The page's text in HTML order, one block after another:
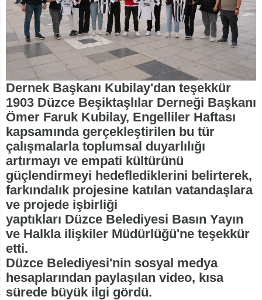
Dernek Başkanı Kubilay'dan teşekkür
1903 Düzce Beşiktaşlılar Derneği Başkanı
Ömer Faruk Kubilay, Engelliler Haftası
kapsamında gerçekleştirilen bu tür
çalışmalarla toplumsal duyarlılığı
artırmayı ve empati kültürünü
güçlendirmeyi hedeflediklerini belirterek,
farkındalık projesine katılan vatandaşlara
ve projede işbirliği
yaptıkları Düzce Belediyesi Basın Yayın
ve Halkla ilişkiler Müdürlüğü'ne teşekkür
etti.
Düzce Belediyesi'nin sosyal medya
hesaplarından paylaşılan video, kısa
sürede büyük ilgi gördü.